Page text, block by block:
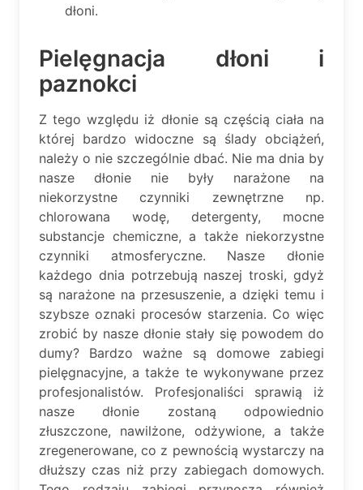
dłoni.
Pielęgnacja dłoni i
paznokci
Z tego względu iż dłonie są częścią ciała na
której bardzo widoczne są ślady obciążeń,
należy o nie szczególnie dbać. Nie ma dnia by
nasze dłonie nie były narażone na
niekorzystne czynniki zewnętrzne np.
chlorowana wodę, detergenty, mocne
substancje chemiczne, a także niekorzystne
czynniki atmosferyczne. Nasze dłonie
każdego dnia potrzebują naszej troski, gdyż
są narażone na przesuszenie, a dzięki temu i
szybsze oznaki procesów starzenia. Co więc
zrobić by nasze dłonie stały się powodem do
dumy? Bardzo ważne są domowe zabiegi
pielęgnacyjne, a także te wykonywane przez
profesjonalistów. Profesjonaliści sprawią iż
nasze dłonie zostaną odpowiednio
złuszczone, nawilżone, odżywione, a także
zregenerowane, co z pewnością wystarczy na
dłuższy czas niż przy zabiegach domowych.